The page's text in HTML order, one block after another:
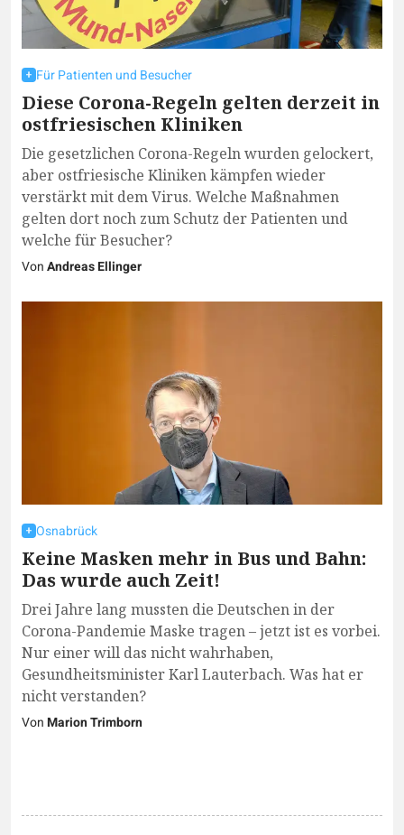
Für Patienten und Besucher
Diese Corona-Regeln gelten derzeit in
ostfriesischen Kliniken
Die gesetzlichen Corona-Regeln wurden gelockert,
aber ostfriesische Kliniken kämpfen wieder
verstärkt mit dem Virus. Welche Maßnahmen
gelten dort noch zum Schutz der Patienten und
welche für Besucher?
VonAndreas Ellinger
Osnabrück
Keine Masken mehr in Bus und Bahn:
Das wurde auch Zeit!
Drei Jahre lang mussten die Deutschen in der
Corona-Pandemie Maske tragen – jetzt ist es vorbei.
Nur einer will das nicht wahrhaben,
Gesundheitsminister Karl Lauterbach. Was hat er
nicht verstanden?
VonMarion Trimborn